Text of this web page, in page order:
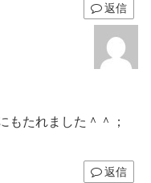
返信
もたれました＾＾；
返信